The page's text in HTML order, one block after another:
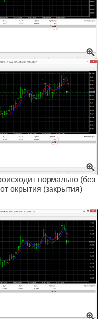
нормально (без
окрытия (закрытия)